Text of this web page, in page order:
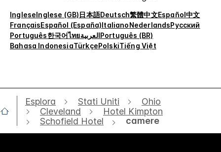
IngleseInglese (GB)日本語Deutsch繁體中文Español中文
FrançaisEspañol (España)ItalianoNederlandsРусский
Português한국어ไทยالعربيةPortuguês (BR)
Bahasa IndonesiaTürkçePolskiTiếng Việt
Esplora Stati Uniti
Ohio
Cleveland
Hotel Kimpton
Schofield Hotel
camere